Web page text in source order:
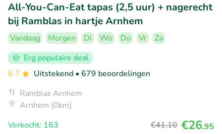
All-You-Can-Eat tapas (2,5 uur) + nagerecht
bij Ramblas in hartje Arnhem
Vandaag Morgen Di Wo Do Vr
Za
Erg populaire deal
8.7
Uitstekend • 679 beoordelingen
Ramblas Arnhem
Arnhem (0km)
Verkocht: 163
€41,10 €26,95